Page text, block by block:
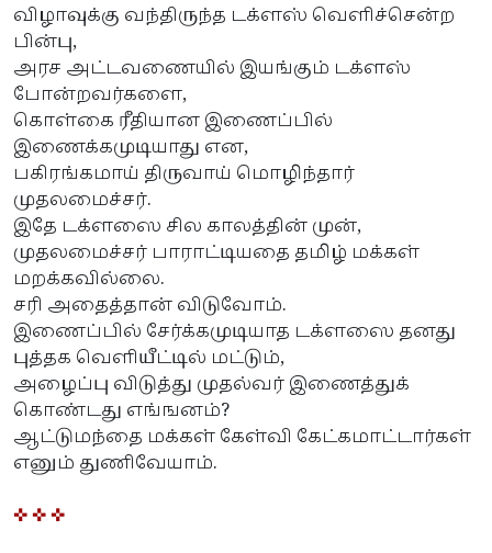
விழாவுக்கு வந்திருந்த டக்ளஸ் வெளிச்சென்ற
பின்பு,
அரச அட்டவணையில் இயங்கும் டக்ளஸ்
போன்றவர்களை,
கொள்கை ரீதியான இணைப்பில்
இணைக்கமுடியாது என,
பகிரங்கமாய் திருவாய் மொழிந்தார்
முதலமைச்சர்.
இதே டக்ளஸை சில காலத்தின் முன்,
முதலமைச்சர் பாராட்டியதை தமிழ் மக்கள்
மறக்கவில்லை.
சரி அதைத்தான் விடுவோம்.
இணைப்பில் சேர்க்கமுடியாத டக்ளஸை தனது
புத்தக வெளியீட்டில் மட்டும்,
அழைப்பு விடுத்து முதல்வர் இணைத்துக்
கொண்டது எங்ஙனம்?
ஆட்டுமந்தை மக்கள் கேள்வி கேட்கமாட்டார்கள்
எனும் துணிவேயாம்.
✜ ✜ ✜